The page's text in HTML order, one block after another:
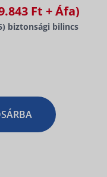
Ft + Áfa)
biztonsági bilincs